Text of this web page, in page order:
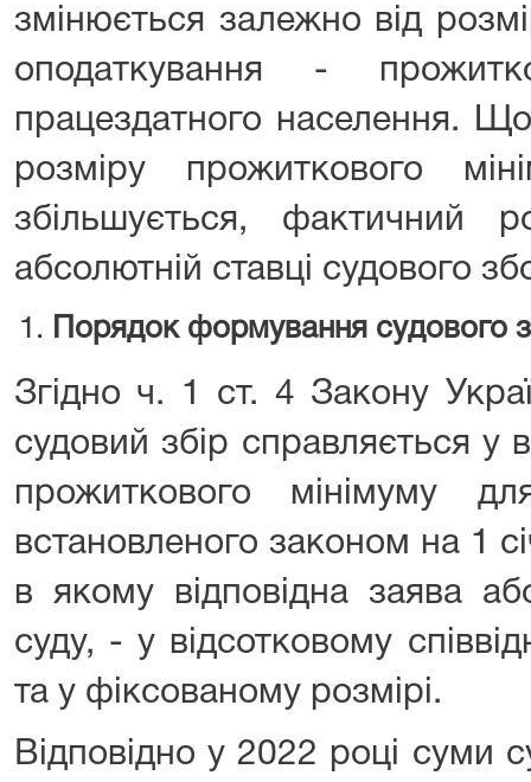
змінюється залежно від
оподаткування -
працездатного населення.
розміру прожиткового
збільшується, фактичний
абсолютній ставці судового
Порядок формування судового
Згідно ч. 1 ст. 4 Закону
судовий збір справляється у
прожиткового мінімуму
встановленого законом на 1
в якому відповідна заява
суду, - у відсотковому
та у фіксованому розмірі.
Відповідно у 2022 році суми